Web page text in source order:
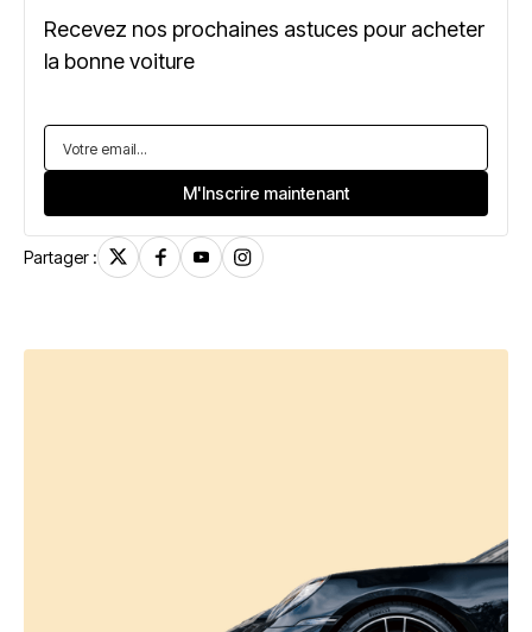
Recevez nos prochaines astuces pour acheter
la bonne voiture
Partager :